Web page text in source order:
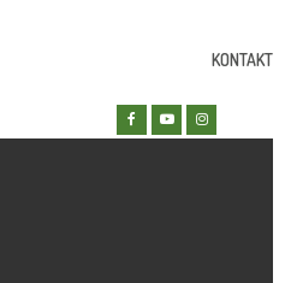
KONTAKT